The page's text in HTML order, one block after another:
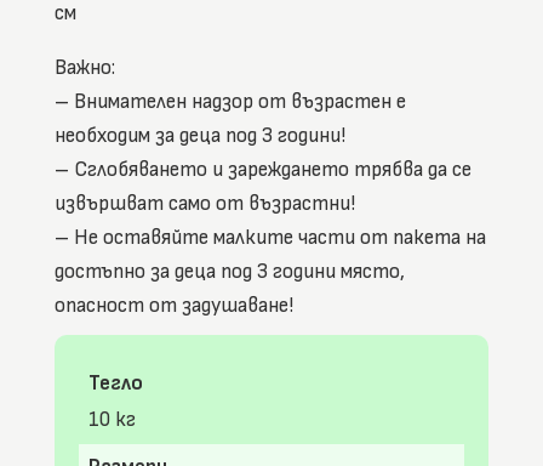
см
Важно:
– Внимателен надзор от възрастен е
необходим за деца под 3 години!
– Сглобяването и зареждането трябва да се
извършват само от възрастни!
– Не оставяйте малките части от пакета на
достъпно за деца под 3 години място,
опасност от задушаване!
Тегло
10 кг